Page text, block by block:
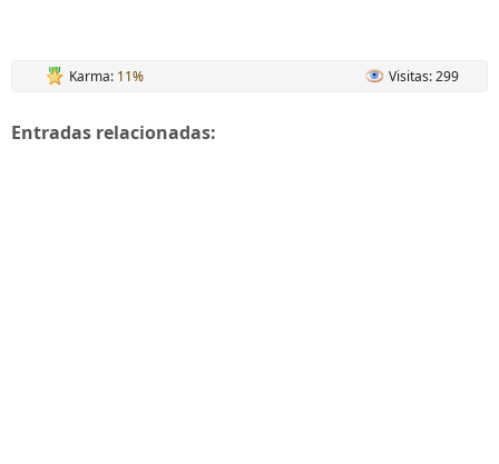
Karma: 11% Visitas: 299
Entradas relacionadas: